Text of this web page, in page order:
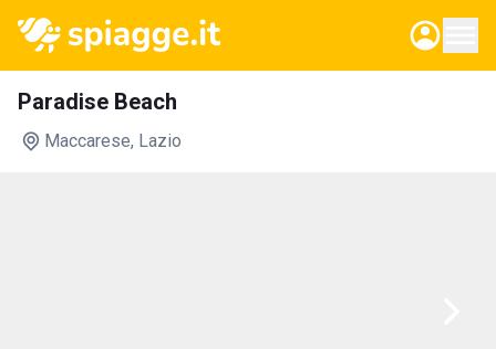
Paradise Beach
Maccarese, Lazio